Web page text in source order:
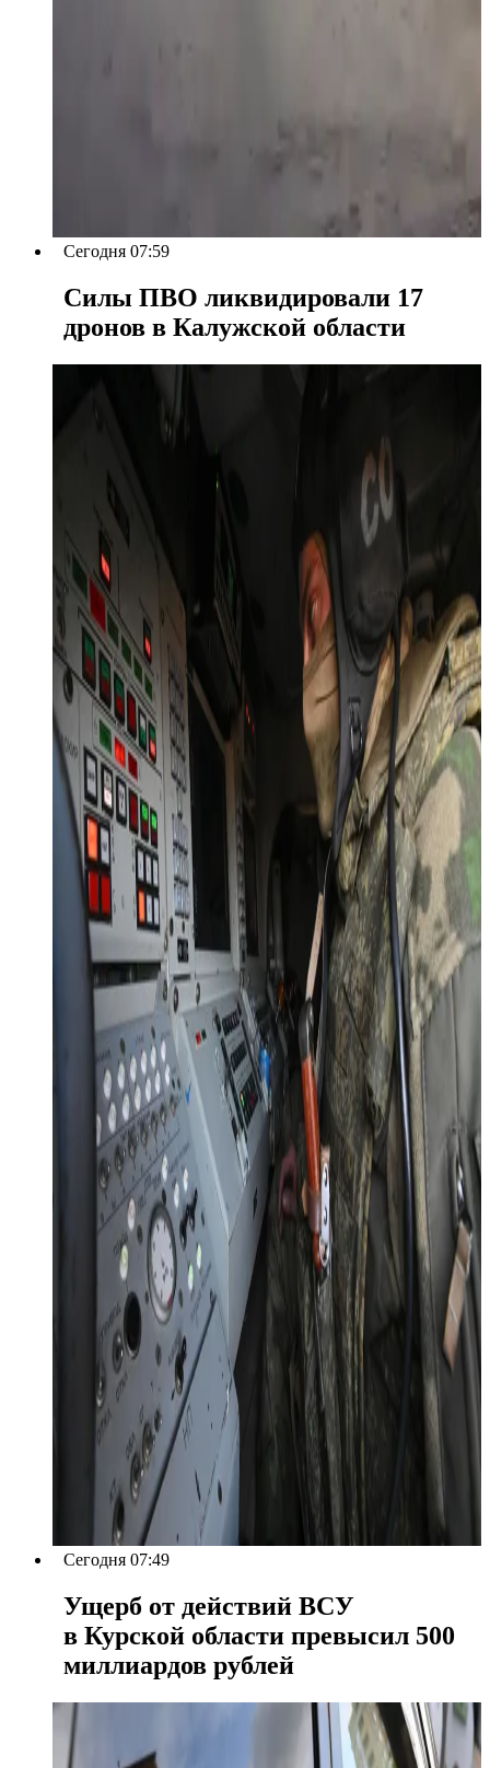
Сегодня 07:59
Силы ПВО ликвидировали 17
дронов в Калужской области
Сегодня 07:49
Ущерб от действий ВСУ
в Курской области превысил 500
миллиардов рублей